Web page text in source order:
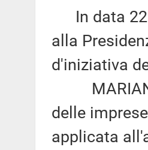
In data 22
alla
d'iniziativa
delle
applicata